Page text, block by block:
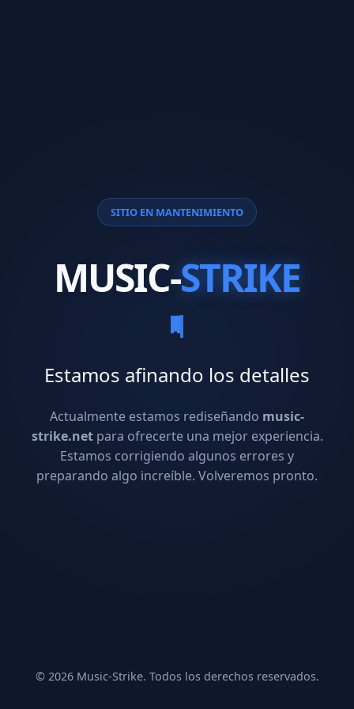
SITIO EN MANTENIMIENTO
MUSIC-STRIKE
Estamos afinando los detalles
Actualmente estamos rediseñando music-
strike.netpara ofrecerte una mejor experiencia.
Estamos corrigiendo algunos errores y
preparando algo increíble. Volveremos pronto.
© 2026 Music-Strike. Todos los derechos reservados.